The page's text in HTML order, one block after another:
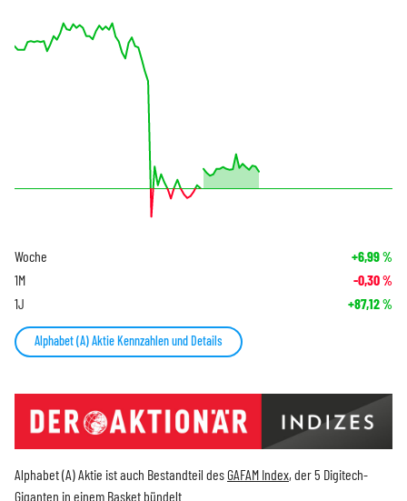
Woche +6,99%
1M -0,30%
1J +87,12%
Alphabet (A) Aktie Kennzahlen und Details
Alphabet (A) Aktie ist auch Bestandteil desGAFAM Index, der 5 Digitech-
Giganten in einem Basket bündelt.